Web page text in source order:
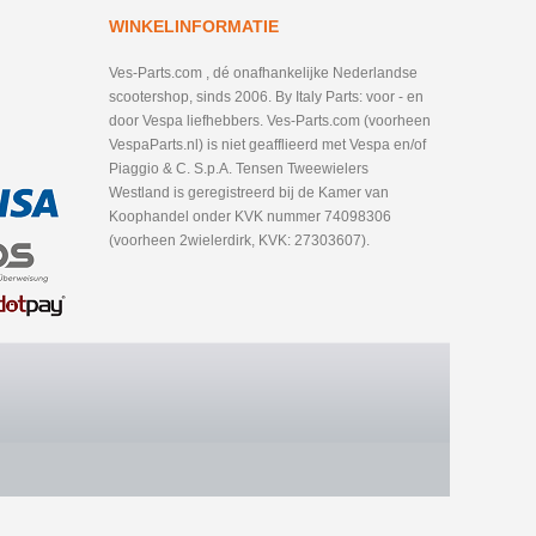
WINKELINFORMATIE
Ves-Parts.com , dé onafhankelijke Nederlandse
scootershop, sinds 2006. By Italy Parts: voor - en
door Vespa liefhebbers. Ves-Parts.com (voorheen
VespaParts.nl) is niet geafflieerd met Vespa en/of
Piaggio & C. S.p.A. Tensen Tweewielers
Westland is geregistreerd bij de Kamer van
Koophandel onder KVK nummer 74098306
(voorheen 2wielerdirk, KVK: 27303607).